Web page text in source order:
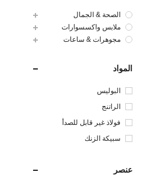
الصحة & الجمال
ملابس واكسسوارات
مجوهرات & ساعات
المواد
البوليس
الراتنج
فولاذ غير قابل للصدأ
سبيكة الزنك
عنصر